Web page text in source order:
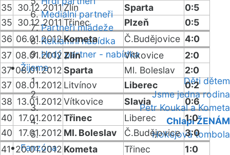
Mediální partneři
Partneři mládeže
Reklamní nabídka
Hrdý partner - nabídka
Žijeme
Děti dětem
Jsme jedna rodina
Petr Koukal a Kometa
Chlapi ŽENÁM
Hokejová tombola
Fanzóna
35 30.12.2011 Zlín Sparta
0:5
35 30.12.2011 Třinec Plzeň
0:5
36 06.01.2012Kometa Č.Budějovice 4:0
37 08.01.2012 Zlín Vítkovice
2:0
37 08.01.2012Sparta Ml. Boleslav
2:0
37 08.01.2012 Litvínov Liberec
0:2
38 13.01.2012Vítkovice Slavia
0:6
40
17.01.2012Třinec Liberec
1:0
40
17.01.2012 Ml. Boleslav Č.Budějovice 3:0
41 20.01.2012 Kometa Třinec
1:0